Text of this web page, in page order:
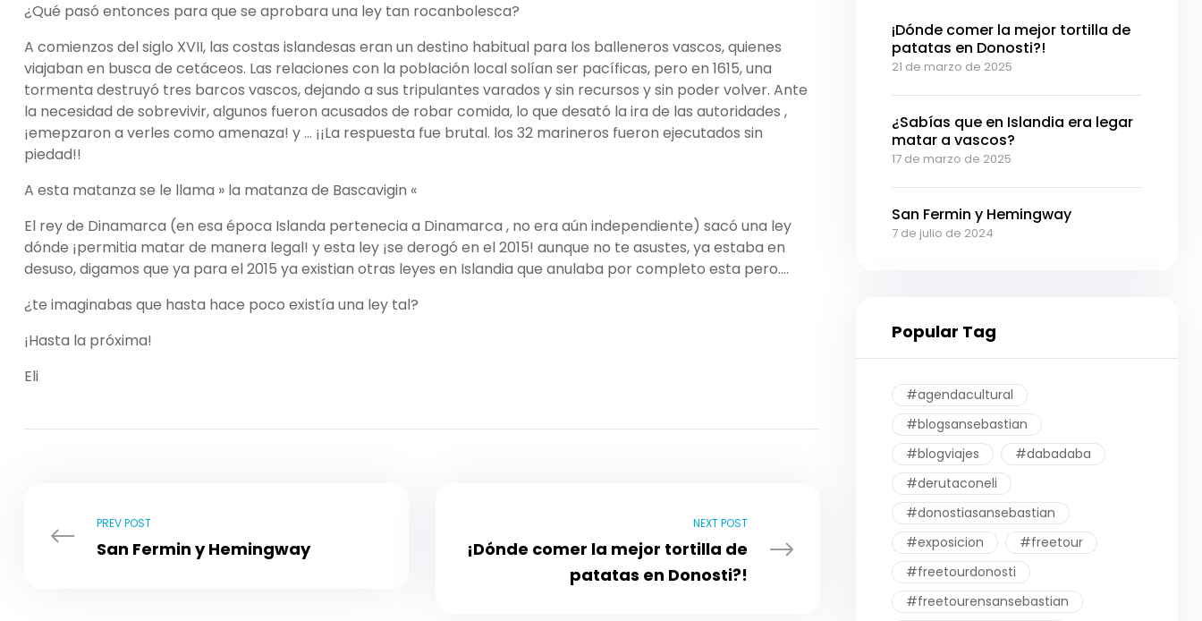
¿Qué pasó entonces para que se aprobara una ley tan rocanbolesca?
A comienzos del siglo XVII, las costas islandesas eran un destino habitual para los balleneros vascos, quienes
viajaban en busca de cetáceos. Las relaciones con la población local solían ser pacíficas, pero en 1615, una
tormenta destruyó tres barcos vascos, dejando a sus tripulantes varados y sin recursos y sin poder volver. Ante
la necesidad de sobrevivir, algunos fueron acusados de robar comida, lo que desató la ira de las autoridades ,
¡emepzaron a verles como amenaza! y … ¡¡La respuesta fue brutal. los 32 marineros fueron ejecutados sin
piedad!!
A esta matanza se le llama » la matanza de Bascavigin «
El rey de Dinamarca (en esa época Islanda pertenecia a Dinamarca , no era aún independiente) sacó una ley
dónde ¡permitia matar de manera legal! y esta ley ¡se derogó en el 2015! aunque no te asustes, ya estaba en
desuso, digamos que ya para el 2015 ya existian otras leyes en Islandia que anulaba por completo esta pero….
¿te imaginabas que hasta hace poco existía una ley tal?
¡Hasta la próxima!
Eli
PREV POST
San Fermin y Hemingway
NEXT POST
¡Dónde comer la mejor tortilla de
patatas en Donosti?!
¡Dónde comer la mejor tortilla de
patatas en Donosti?!
21 de marzo de 2025
¿Sabías que en Islandia era legar
matar a vascos?
17 de marzo de 2025
San Fermin y Hemingway
7 de julio de 2024
Popular Tag
#agendacultural
#blogsansebastian
#blogviajes
#dabadaba
#derutaconeli
#donostiasansebastian
#exposicion
#freetour
#freetourdonosti
#freetourensansebastian